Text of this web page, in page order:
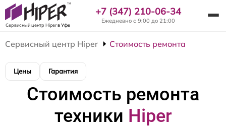
Сервисный центр Hiperв Уфе
+7 (347) 210-06-34
Ежедневно с 9:00 до 21:00
Сервисный центр Hiper Стоимость ремонта
Цены Гарантия
Стоимость ремонта
техники Hiper